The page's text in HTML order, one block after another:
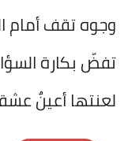
وجوه تقف أمام
تفضّ بكارة
لعنتها أعينٌ